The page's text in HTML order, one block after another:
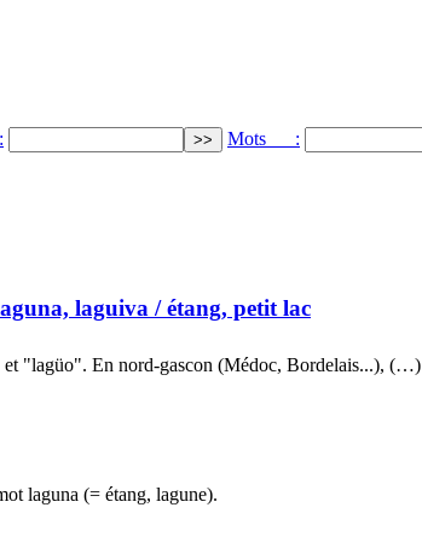
Mots :
laguiva / étang, petit lac
et "lagüo". En nord-gascon (Médoc, Bordelais...), (…)
laguna (= étang, lagune).